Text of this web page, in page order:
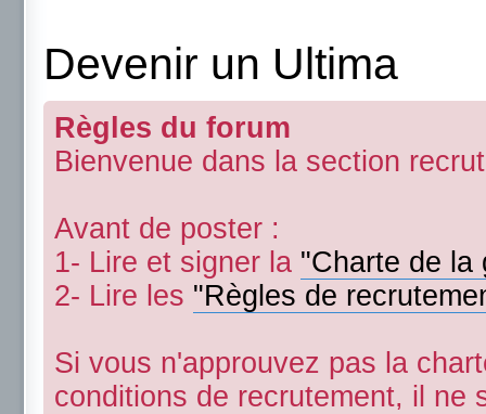
Devenir un Ultima
Règles du forum
Bienvenue dans la section
Avant de poster :
1- Lire et signer la "Charte de la
2- Lire les "Règles de
Si vous n'approuvez pas la
conditions de recrutement, il ne